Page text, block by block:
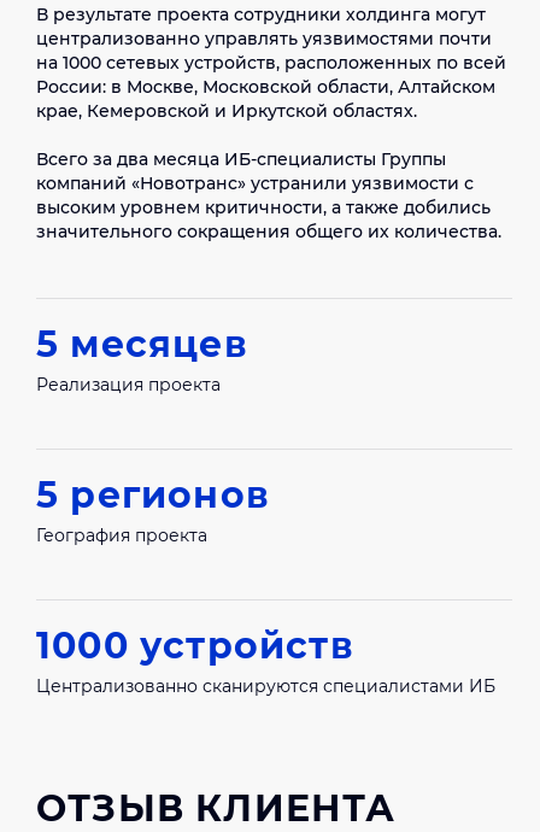
станцию.
В результате проекта сотрудники холдинга могут
централизованно управлять уязвимостями почти
на 1000 сетевых устройств, расположенных по всей
России: в Москве, Московской области, Алтайском
крае, Кемеровской и Иркутской областях.
Всего за два месяца ИБ-специалисты Группы
компаний «Новотранс» устранили уязвимости с
высоким уровнем критичности, а также добились
значительного сокращения общего их количества.
5 месяцев
Реализация проекта
5 регионов
География проекта
1000 устройств
Централизованно сканируются специалистами ИБ
ОТЗЫВ КЛИЕНТА